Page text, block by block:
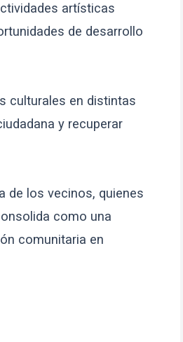
artísticas
de desarrollo
culturales en distintas
y recuperar
de los vecinos, quienes
como una
comunitaria en